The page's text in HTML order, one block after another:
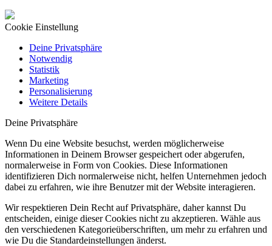
Cookie Einstellung
Deine Privatsphäre
Notwendig
Statistik
Marketing
Personalisierung
Weitere Details
Deine Privatsphäre
Wenn Du eine Website besuchst, werden möglicherweise
Informationen in Deinem Browser gespeichert oder abgerufen,
normalerweise in Form von Cookies. Diese Informationen
identifizieren Dich normalerweise nicht, helfen Unternehmen jedoch
dabei zu erfahren, wie ihre Benutzer mit der Website interagieren.
Wir respektieren Dein Recht auf Privatsphäre, daher kannst Du
entscheiden, einige dieser Cookies nicht zu akzeptieren. Wähle aus
den verschiedenen Kategorieüberschriften, um mehr zu erfahren und
wie Du die Standardeinstellungen änderst.